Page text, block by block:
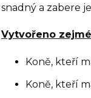
snadný a zabere
Vytvořeno
Koně, kteří
Koně, kteří